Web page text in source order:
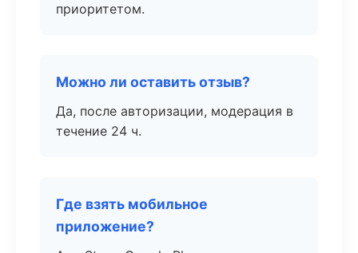
приоритетом.
Можно ли оставить отзыв?
Да, после авторизации, модерация в
течение 24 ч.
Где взять мобильное
приложение?